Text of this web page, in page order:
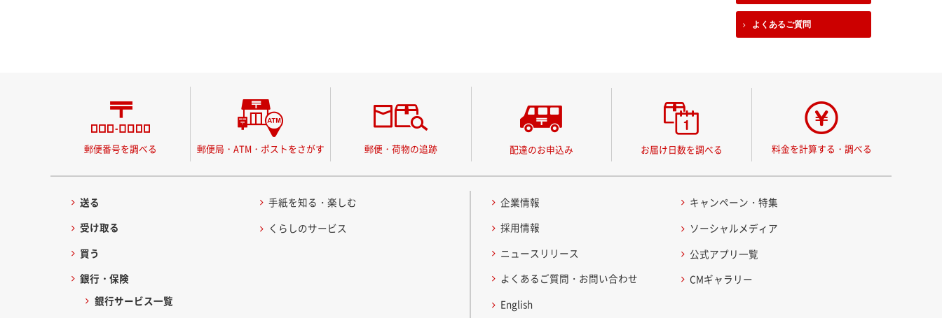
よくあるご質問
郵便番号を調べる 郵便局・ATM・ポストをさがす 郵便・荷物の追跡 配達のお申込み お届け日数を調べる 料金を計算する・調べる
送る
受け取る
買う
銀行・保険
銀行サービス一覧
手紙を知る・楽しむ
くらしのサービス
企業情報
採用情報
ニュースリリース
よくあるご質問・お問い合わせ
English
キャンペーン・特集
ソーシャルメディア
公式アプリ一覧
CMギャラリー